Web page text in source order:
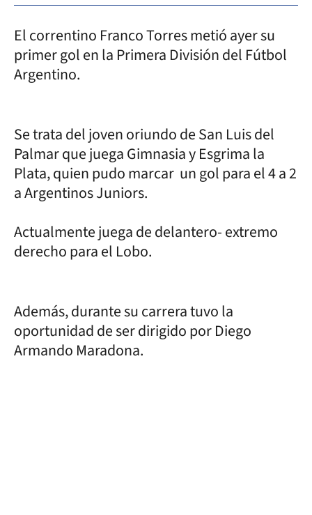
El correntino Franco Torres metió ayer su
primer gol en la Primera División del Fútbol
Argentino.
Se trata del joven oriundo de San Luis del
Palmar que juega Gimnasia y Esgrima la
Plata, quien pudo marcar un gol para el 4 a 2
a Argentinos Juniors.
Actualmente juega de delantero- extremo
derecho para el Lobo.
Además, durante su carrera tuvo la
oportunidad de ser dirigido por Diego
Armando Maradona.